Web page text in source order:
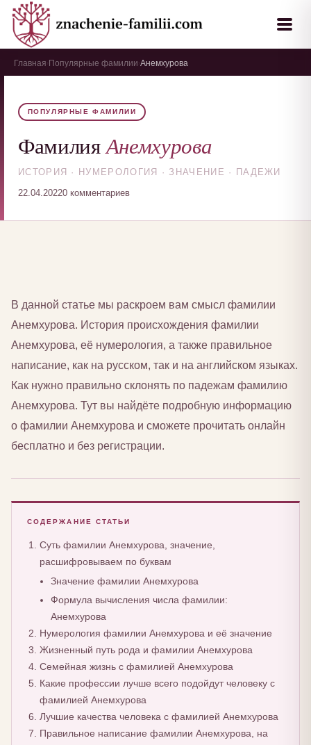
Главная Популярные фамилии Анемхурова
ПОПУЛЯРНЫЕ ФАМИЛИИ
ФамилияАнемхурова
ИСТОРИЯ · НУМЕРОЛОГИЯ · ЗНАЧЕНИЕ · ПАДЕЖИ
22.04.20220 комментариев
В данной статье мы раскроем вам смысл фамилии
Анемхурова. История происхождения фамилии
Анемхурова, её нумерология, а также правильное
написание, как на русском, так и на английском языках.
Как нужно правильно склонять по падежам фамилию
Анемхурова. Тут вы найдёте подробную информацию
о фамилии Анемхурова и сможете прочитать онлайн
бесплатно и без регистрации.
СОДЕРЖАНИЕ СТАТЬИ
Суть фамилии Анемхурова, значение,
расшифровываем по буквам
Значение фамилии Анемхурова
Формула вычисления числа фамилии:
Анемхурова
Нумерология фамилии Анемхурова и её значение
Жизненный путь рода и фамилии Анемхурова
Семейная жизнь с фамилией Анемхурова
Какие профессии лучше всего подойдут человеку с
фамилией Анемхурова
Лучшие качества человека с фамилией Анемхурова
Правильное написание фамилии Анемхурова, на